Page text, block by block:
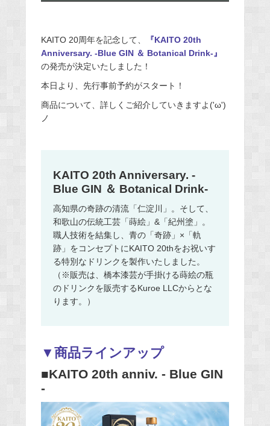
KAITO 20周年を記念して、
『KAITO 20th
Anniversary. -Blue GIN ＆ Botanical Drink-』
の発売が決定いたしました！
本日より、先行事前予約がスタート！
商品について、詳しくご紹介していきますよ('ω')
ノ
KAITO 20th Anniversary. -
Blue GIN ＆ Botanical Drink-
高知県の奇跡の清流「仁淀川」。そして、
和歌山の伝統工芸「蒔絵」&「紀州塗」。
職人技術を結集し、青の「奇跡」×「軌
跡」をコンセプトにKAITO 20thをお祝いす
る特別なドリンクを製作いたしました。
（※販売は、橋本漆芸が手掛ける蒔絵の瓶
のドリンクを販売するKuroe LLCからとな
ります。）
▼商品ラインアップ
■KAITO 20th anniv. - Blue GIN
-